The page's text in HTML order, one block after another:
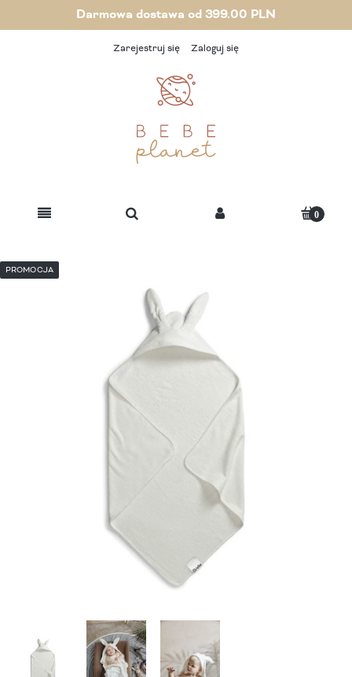
Darmowa dostawa od 399.00 PLN
Zarejestruj się Zaloguj się
PROMOCJA